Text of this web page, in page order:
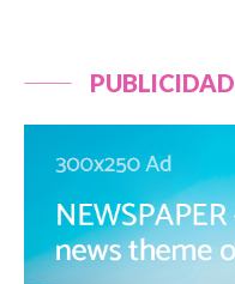
PUBLICIDAD